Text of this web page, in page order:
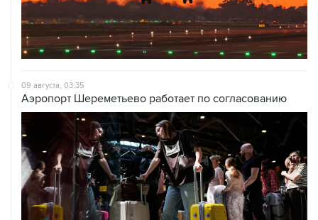
09 августа, 03:35
Аэропорт Шереметьево работает по согласованию